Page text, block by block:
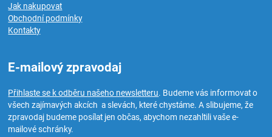
Jak nakupovat
Obchodní podmínky
Kontakty
E-mailový zpravodaj
Přihlaste se k odběru našeho newsletteru. Budeme vás informovat o
všech zajímavých akcích a slevách, které chystáme. A slibujeme, že
zpravodaj budeme posílat jen občas, abychom nezahltili vaše e-
mailové schránky.